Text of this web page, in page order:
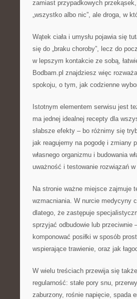
zamiast przypadkowych
„wszystko albo nic”, ale droga, w
Wątek ciała i umysłu pojawia się
się do „braku choroby”, lecz do
w lepszym kontakcie ze sobą,
Bodbam.pl znajdziesz więc
spokoju, o tym, jak codzienne
Istotnym elementem serwisu jest
ma jednej idealnej recepty dla
słabsze efekty – bo różnimy się
jak reagujemy na pogodę i zmiany
własnego organizmu i budowania
uważność i testowanie rozwiązań
Na stronie ważne miejsce zajmuje
wzmacniania. W nurcie medycyny
dlatego, że zastępuje
sprzyjać odbudowie lub przeciwnie
komponować posiłki w sposób
wspierające trawienie, oraz jak
W wielu treściach przewija się
regularność: stałe pory snu,
zaburzony, rośnie napięcie, spada